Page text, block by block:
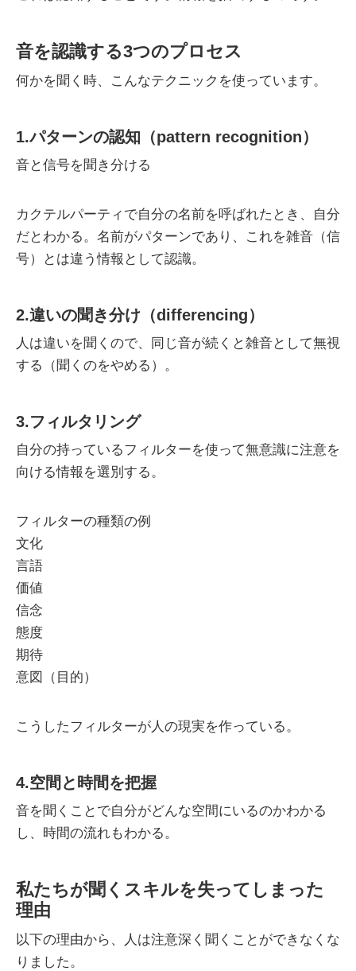
音を認識する3つのプロセス
何かを聞く時、こんなテクニックを使っています。
1.パターンの認知（pattern recognition）
音と信号を聞き分ける
カクテルパーティで自分の名前を呼ばれたとき、自分
だとわかる。名前がパターンであり、これを雑音（信
号）とは違う情報として認識。
2.違いの聞き分け（differencing）
人は違いを聞くので、同じ音が続くと雑音として無視
する（聞くのをやめる）。
3.フィルタリング
自分の持っているフィルターを使って無意識に注意を
向ける情報を選別する。
フィルターの種類の例
文化
言語
価値
信念
態度
期待
意図（目的）
こうしたフィルターが人の現実を作っている。
4.空間と時間を把握
音を聞くことで自分がどんな空間にいるのかわかる
し、時間の流れもわかる。
私たちが聞くスキルを失ってしまった
理由
以下の理由から、人は注意深く聞くことができなくな
りました。